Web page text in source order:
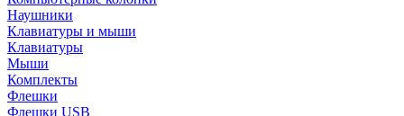
Наушники
Клавиатуры и мыши
Клавиатуры
Мыши
Комплекты
Флешки
Флешки USB